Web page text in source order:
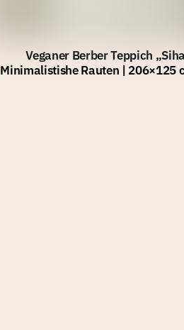
Veganer Berber Teppich
Minimalistishe Rauten | 206×125